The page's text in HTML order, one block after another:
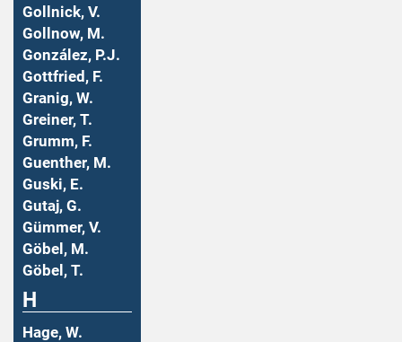
Gollnick, V.
Gollnow, M.
González, P.J.
Gottfried, F.
Granig, W.
Greiner, T.
Grumm, F.
Guenther, M.
Guski, E.
Gutaj, G.
Gümmer, V.
Göbel, M.
Göbel, T.
H
Hage, W.